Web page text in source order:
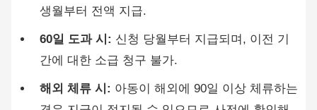
생월부터 전액 지급.
60일 도과 시: 신청 당월부터 지급되며, 이전 기
간에 대한 소급 청구 불가.
해외 체류 시: 아동이 해외에 90일 이상 체류하는